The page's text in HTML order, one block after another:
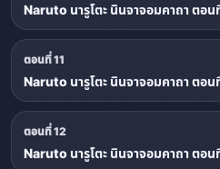
Naruto นารูโตะ นินจาจอมคาถา ตอน
ตอนที่ 11
Naruto นารูโตะ นินจาจอมคาถา ตอน
ตอนที่ 12
Naruto นารูโตะ นินจาจอมคาถา ตอน